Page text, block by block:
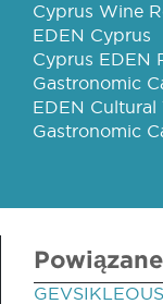
Cyprus Wine
EDEN Cyprus
Cyprus EDEN
Gastronomic
EDEN Cultural
Gastronomic